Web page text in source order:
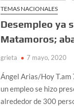
TEMAS NACIONALES
Desempleo ya
Matamoros;
grieta 7 mayo, 2020
Ángel Arias/Hoy T.am
un empleo se hizo
alrededor de 300